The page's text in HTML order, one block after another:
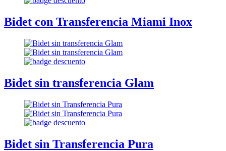
Bidet con Transferencia Miami Inox
Bidet sin transferencia Glam
Bidet sin Transferencia Pura